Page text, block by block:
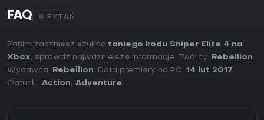
FAQ 8 PYTAŃ
Zanim zaczniesz szukać taniego kodu Sniper Elite 4 na
Xbox, sprawdź najważniejsze informacje. Twórcy: Rebellion.
Wydawca:
Rebellion. Data premiery na PC: 14 lut 2017.
Gatunki: Action, Adventure.